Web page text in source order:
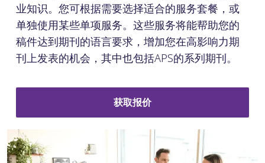
业知识。您可根据需要选择适合的服务套餐，或
单独使用某些单项服务。这些服务将能帮助您的
稿件达到期刊的语言要求，增加您在高影响力期
刊上发表的机会，其中也包括APS的系列期刊。
获取报价